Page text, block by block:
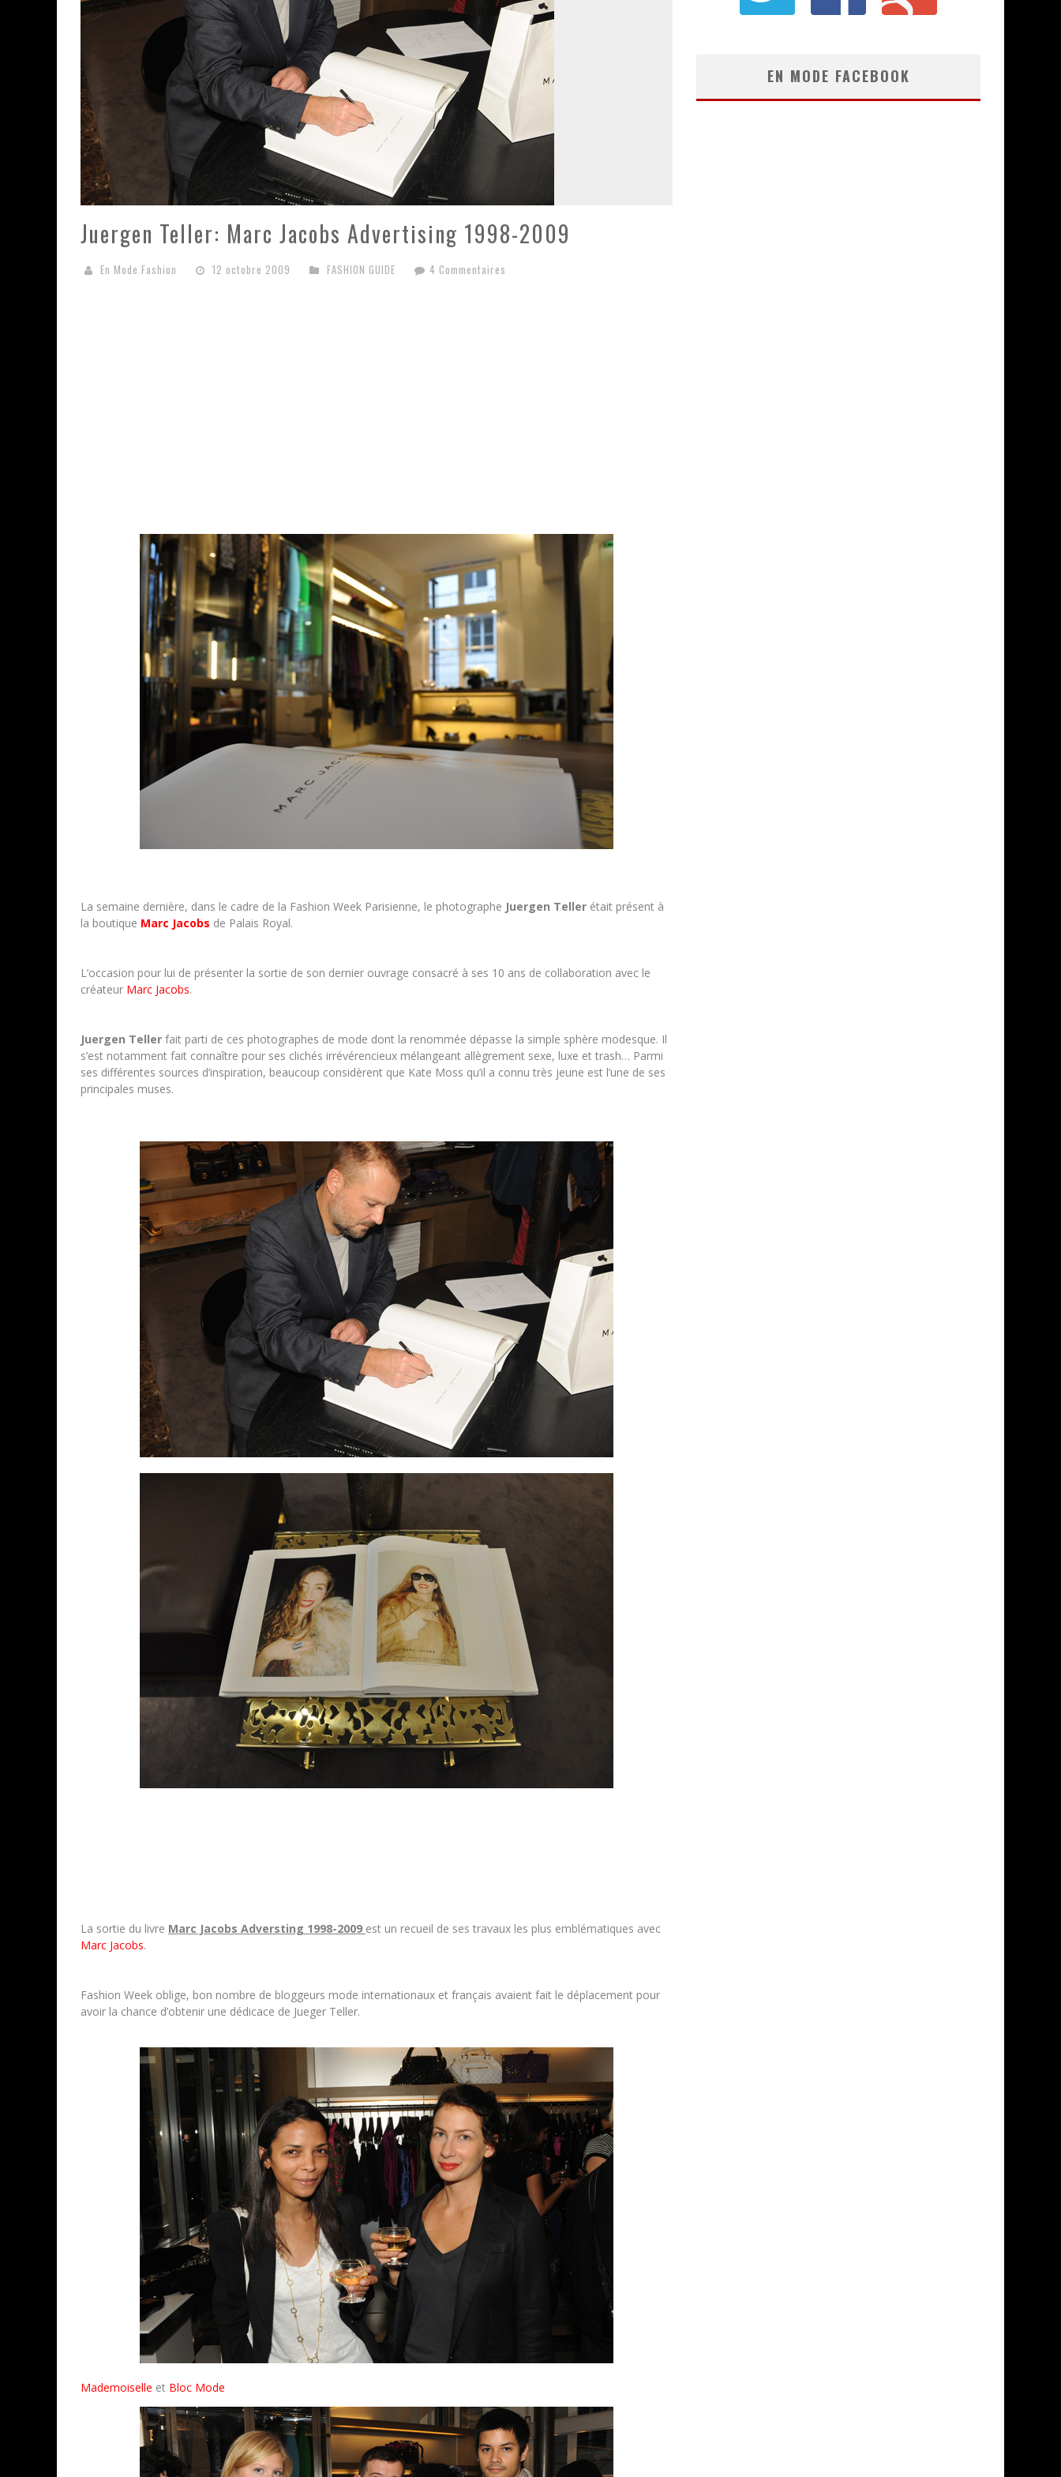
Juergen Teller: Marc Jacobs Advertising 1998-2009
En Mode Fashion 12 octobre 2009 FASHION GUIDE 4 Commentaires
La semaine dernière, dans le cadre de la Fashion Week Parisienne, le photographe Juergen Teller était présent à
la boutique Marc Jacobs de Palais Royal.
L’occasion pour lui de présenter la sortie de son dernier ouvrage consacré à ses 10 ans de collaboration avec le
créateur Marc Jacobs.
Juergen Teller fait parti de ces photographes de mode dont la renommée dépasse la simple sphère modesque. Il
s’est notamment fait connaître pour ses clichés irrévérencieux mélangeant allègrement sexe, luxe et trash… Parmi
ses différentes sources d’inspiration, beaucoup considèrent que Kate Moss qu’il a connu très jeune est l’une de ses
principales muses.
La sortie du livre Marc Jacobs Adversting 1998-2009 est un recueil de ses travaux les plus emblématiques avec
Marc Jacobs.
Fashion Week oblige, bon nombre de bloggeurs mode internationaux et français avaient fait le déplacement pour
avoir la chance d’obtenir une dédicace de Jueger Teller.
Mademoiselle et Bloc Mode
EN MODE FACEBOOK